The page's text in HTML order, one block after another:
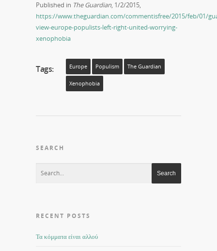
Published in The Guardian, 1/2/2015,
https://www.theguardian.com/commentisfree/2015/feb/01/
view-europe-populists-left-right-united-worrying-
xenophobia
Tags: Europe Populism The Guardian
Xenophobia
SEARCH
RECENT POSTS
Τα κόμματα είναι αλλού